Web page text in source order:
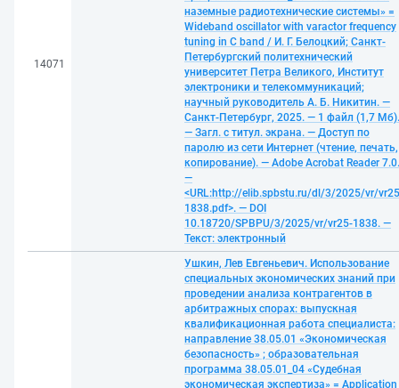
14071
наземные радиотехнические системы» =
Wideband oscillator with varactor frequency
tuning in C band / И. Г. Белоцкий; Санкт-
Петербургский политехнический
университет Петра Великого, Институт
электроники и телекоммуникаций;
научный руководитель А. Б. Никитин. —
Санкт-Петербург, 2025. — 1 файл (1,7 Мб).
— Загл. с титул. экрана. — Доступ по
паролю из сети Интернет (чтение, печать,
копирование). — Adobe Acrobat Reader 7.0.
—
<URL:http://elib.spbstu.ru/dl/3/2025/vr/
1838.pdf>. — DOI
10.18720/SPBPU/3/2025/vr/vr25-1838. —
Текст: электронный
Ушкин, Лев Евгеньевич. Использование
специальных экономических знаний при
проведении анализа контрагентов в
арбитражных спорах: выпускная
квалификационная работа специалиста:
направление 38.05.01 «Экономическая
безопасность» ; образовательная
программа 38.05.01_04 «Судебная
экономическая экспертиза» = Application